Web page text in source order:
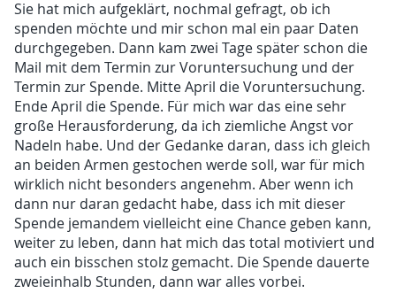
Sie hat mich aufgeklärt, nochmal gefragt, ob ich
spenden möchte und mir schon mal ein paar Daten
durchgegeben. Dann kam zwei Tage später schon die
Mail mit dem Termin zur Voruntersuchung und der
Termin zur Spende. Mitte April die Voruntersuchung.
Ende April die Spende. Für mich war das eine sehr
große Herausforderung, da ich ziemliche Angst vor
Nadeln habe. Und der Gedanke daran, dass ich gleich
an beiden Armen gestochen werde soll, war für mich
wirklich nicht besonders angenehm. Aber wenn ich
dann nur daran gedacht habe, dass ich mit dieser
Spende jemandem vielleicht eine Chance geben kann,
weiter zu leben, dann hat mich das total motiviert und
auch ein bisschen stolz gemacht. Die Spende dauerte
zweieinhalb Stunden, dann war alles vorbei.